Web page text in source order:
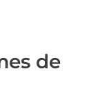
de